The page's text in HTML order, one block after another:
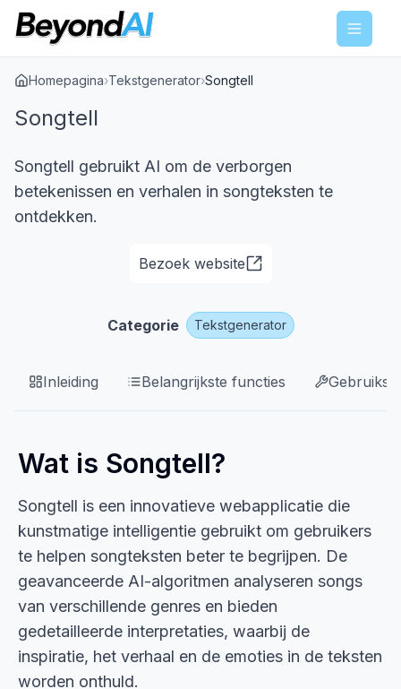
Menu
Homepagina›Tekstgenerator›Songtell
Songtell
Songtell gebruikt AI om de verborgen
betekenissen en verhalen in songteksten te
ontdekken.
Bezoek website
Categorie Tekstgenerator
Inleiding Belangrijkste functies
Wat is Songtell?
Songtell is een innovatieve webapplicatie die
kunstmatige intelligentie gebruikt om gebruikers
te helpen songteksten beter te begrijpen. De
geavanceerde AI-algoritmen analyseren songs
van verschillende genres en bieden
gedetailleerde interpretaties, waarbij de
inspiratie, het verhaal en de emoties in de teksten
worden onthuld.